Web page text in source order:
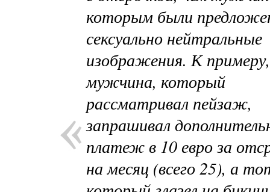
которым были
сексуально нейтральные
изображения. К примеру,
мужчина, который
рассматривал пейзаж,
запрашивал
платеж в 10 евро за
на месяц (всего 25), а